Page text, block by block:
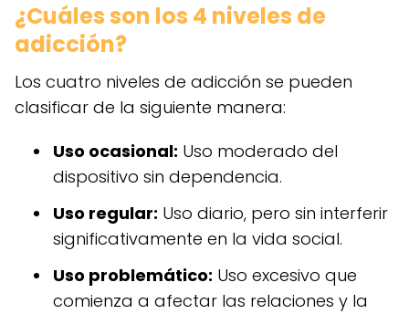
¿Cuáles son los 4 niveles de
adicción?
Los cuatro niveles de adicción se pueden
clasificar de la siguiente manera:
Uso ocasional: Uso moderado del
dispositivo sin dependencia.
Uso regular: Uso diario, pero sin interferir
significativamente en la vida social.
Uso problemático: Uso excesivo que
comienza a afectar las relaciones y la